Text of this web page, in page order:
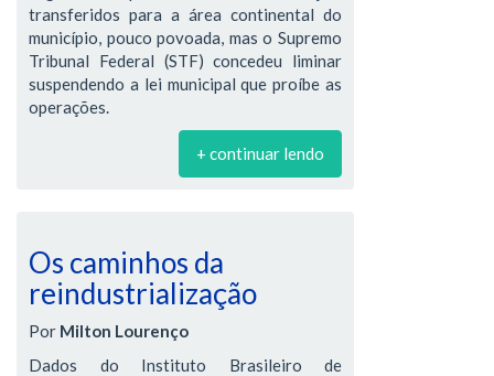
transferidos para a área continental do
município, pouco povoada, mas o Supremo
Tribunal Federal (STF) concedeu liminar
suspendendo a lei municipal que proíbe as
operações.
+ continuar lendo
Os caminhos da
reindustrialização
Por Milton Lourenço
Dados do Instituto Brasileiro de